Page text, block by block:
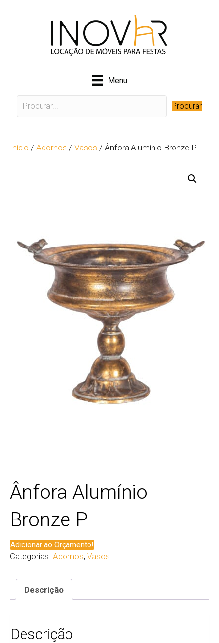
Menu
Procurar
Início / Adornos / Vasos / Ânfora Alumínio Bronze P
Ânfora Alumínio
Bronze P
Adicionar ao Orçamento!
Categorias: Adornos, Vasos
Descrição
Descrição